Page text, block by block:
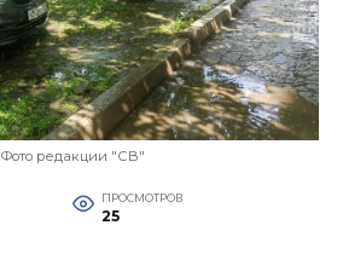
Фото редакции "СВ"
ПРОСМОТРОВ
25